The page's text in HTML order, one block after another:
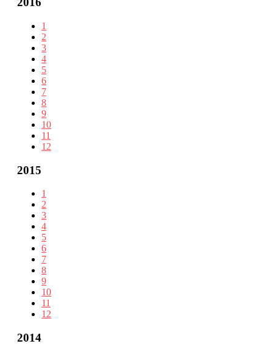
1
2
3
4
5
6
7
8
9
10
11
12
2015
1
2
3
4
5
6
7
8
9
10
11
12
2014